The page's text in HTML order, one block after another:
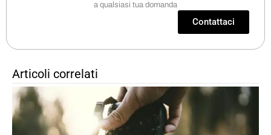
a qualsiasi tua domanda
Contattaci
Articoli correlati